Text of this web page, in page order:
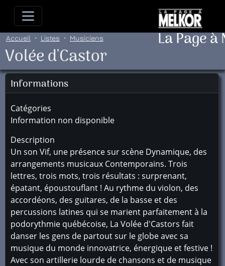
Allez directement au contenu
La Page
Accueil Listes Musiciens
Volée d'Castor
Informations
Catégories
Information non disponible
Description
Un son Vif, une présence sur scène Dynamique, des
arrangements musicaux Contemporains. Trois
lettres, trois mots, trois résultats : surprenant,
épatant, époustouflant ! Au rythme du violon, des
accordéons, des guitares, de la basse et des
percussions latines qui se marient parfaitement à la
podorythmie québécoise, La Volée d'Castors fait
danser les gens de partout sur le globe avec sa
musique du monde innovatrice, énergique et festive !
Avec son artillerie lourde de chansons et de musique